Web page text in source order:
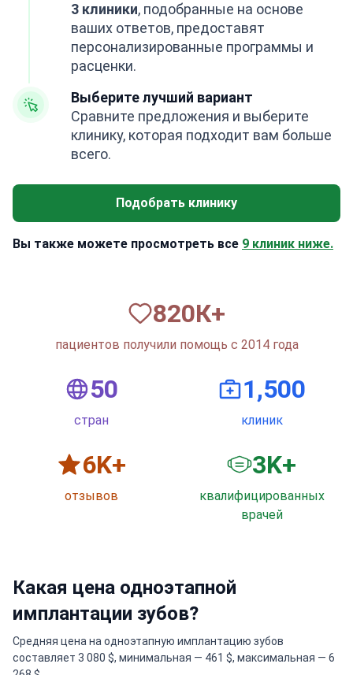
3 клиники, подобранные на основе
ваших ответов, предоставят
персонализированные программы и
расценки.
Выберите лучший вариант
Сравните предложения и выберите
клинику, которая подходит вам больше
всего.
Подобрать клинику
Вы также можете просмотреть все 9 клиник ниже.
820К+
пациентов получили помощь с 2014 года
50
стран
1,500
клиник
6K+
отзывов
3K+
квалифицированных
врачей
Какая цена одноэтапной
имплантации зубов?
Средняя цена на одноэтапную имплантацию зубов
составляет 3 080 $, минимальная — 461 $, максимальная — 6